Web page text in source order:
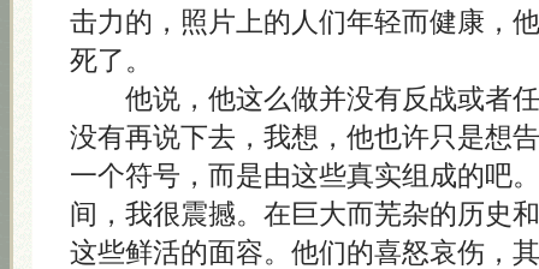
击力的，照片上的人们年轻而健康，
死了。
他说，他这么做并没有反战或者任
没有再说下去，我想，他也许只是想
一个符号，而是由这些真实组成的吧
间，我很震撼。在巨大而芜杂的历史
这些鲜活的面容。他们的喜怒哀伤，